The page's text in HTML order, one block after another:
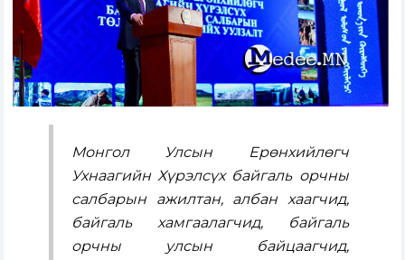
Монгол Улсын Ерөнхийлөгч
Ухнаагийн Хүрэлсүх байгаль орчны
салбарын ажилтан, албан хаагчид,
байгаль хамгаалагчид, байгаль
орчны улсын байцаагчид,